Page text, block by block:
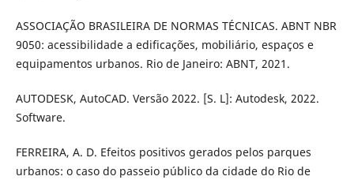
ASSOCIAÇÃO BRASILEIRA DE NORMAS TÉCNICAS. ABNT NBR
9050: acessibilidade a edificações, mobiliário, espaços e
equipamentos urbanos. Rio de Janeiro: ABNT, 2021.
AUTODESK, AutoCAD. Versão 2022. [S. L]: Autodesk, 2022.
Software.
FERREIRA, A. D. Efeitos positivos gerados pelos parques
urbanos: o caso do passeio público da cidade do Rio de